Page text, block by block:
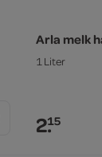
Arla melk
1 Liter
2.15